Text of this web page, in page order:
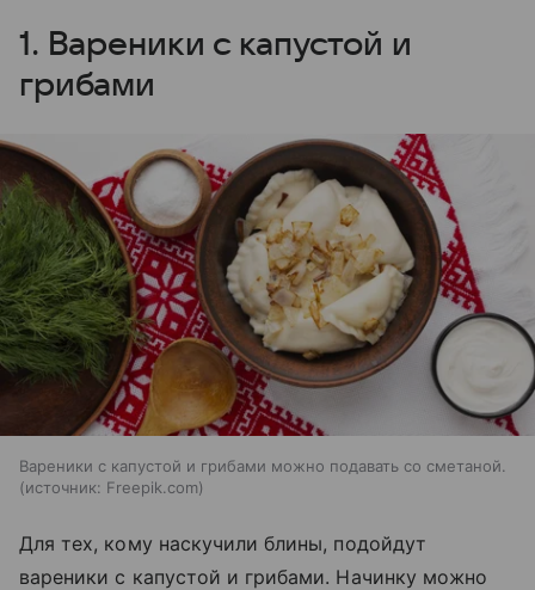
1. Вареники с капустой и
грибами
Вареники с капустой и грибами можно подавать со сметаной.
источник: Freepik.com
Для тех, кому наскучили блины, подойдут
вареники с капустой и грибами. Начинку можно